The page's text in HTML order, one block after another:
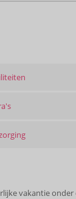
vakantie